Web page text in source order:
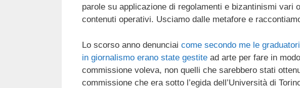
parole su applicazione di regolamenti e bizantinismi vari
contenuti operativi. Usciamo dalle metafore e
Lo scorso anno denunciai come secondo me le
in giornalismo erano state gestite ad arte per fare in
commissione voleva, non quelli che sarebbero stati
commissione che era sotto l’egida dell’Università di